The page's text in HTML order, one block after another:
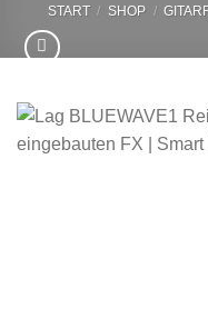
START / SHOP /